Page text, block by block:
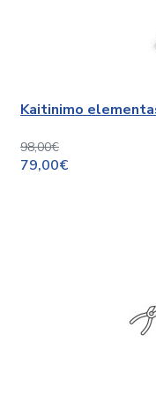
Kaitinimo
98,00€
79,00€